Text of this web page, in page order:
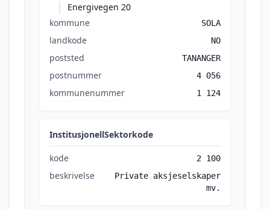
Energivegen 20
kommune
SOLA
landkode NO
poststed TANANGER
postnummer 4 056
kommunenummer 1 124
InstitusjonellSektorkode
kode 2 100
beskrivelse
Private aksjeselskaper
mv.